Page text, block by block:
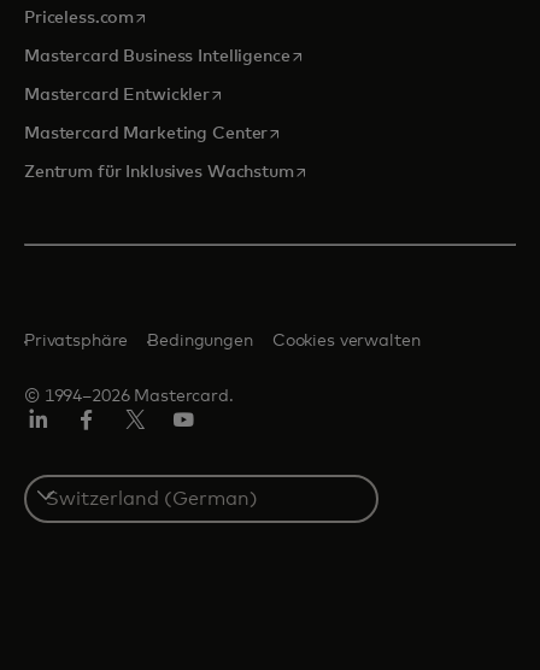
Priceless.com wird in einer neuen Registerkarte geöffnet
Mastercard Business Intelligencewird in einer neuen
Mastercard Entwicklerwird in einer neuen Registerkarte
Mastercard Marketing Centerwird in einer neuen
Zentrum für Inklusives Wachstumwird in einer neuen
© 1994–2026 Mastercard.
Privatsphäre Bedingungen Cookies verwalten
Select
a
country